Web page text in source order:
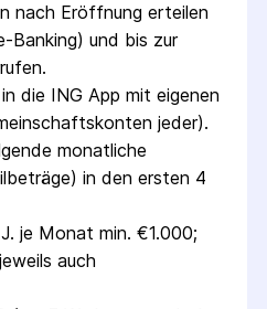
nach Eröffnung erteilen
Banking) und bis zur
die ING App mit eigenen
jeder).
monatliche
in den ersten 4
je Monat min. €1.000;
auch